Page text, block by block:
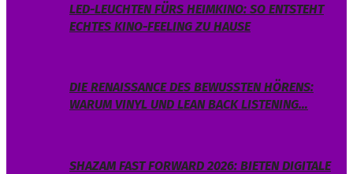
LED-LEUCHTEN FÜRS HEIMKINO: SO ENTSTEHT
ECHTES KINO-FEELING ZU HAUSE
DIE RENAISSANCE DES BEWUSSTEN HÖRENS:
WARUM VINYL UND LEAN BACK LISTENING…
SHAZAM FAST FORWARD 2026: BIETEN DIGITALE